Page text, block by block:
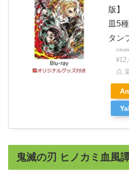
版】
皿5
タン
点
鬼滅の刃 ヒノカミ血風